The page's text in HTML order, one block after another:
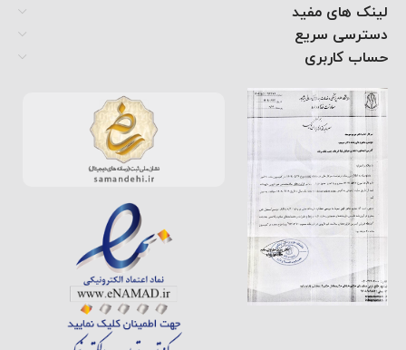
لینک های مفید
دسترسی سریع
حساب کاربری